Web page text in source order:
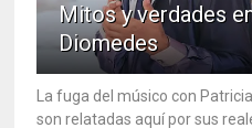
Mitos y verdades
Diomedes
La fuga del músico con
son relatadas aquí por sus